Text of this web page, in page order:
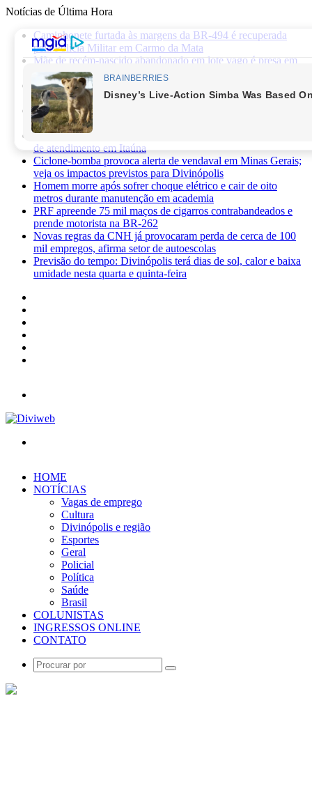
Notícias de Última Hora
Caminhonete furtada às margens da BR-494 é recuperada
pela Polícia Militar em Carmo da Mata
Mãe de recém-nascido abandonado em lote vago é presa em
Sabará
Três pessoas ficam feridas após ataque a facadas no bairro
Planalto, em Divinópolis
Previsão do tempo: fim de semana será de sol, calor e baixa
umidade em Divinópolis
Homem quebra vidro da recepção de hospital após reclamar
de atendimento em Itaúna
Ciclone-bomba provoca alerta de vendaval em Minas Gerais;
veja os impactos previstos para Divinópolis
Homem morre após sofrer choque elétrico e cair de oito
metros durante manutenção em academia
PRF apreende 75 mil maços de cigarros contrabandeados e
prende motorista na BR-262
Novas regras da CNH já provocaram perda de cerca de 100
mil empregos, afirma setor de autoescolas
Previsão do tempo: Divinópolis terá dias de sol, calor e baixa
umidade nesta quarta e quinta-feira
HOME
NOTÍCIAS
Vagas de emprego
Cultura
Divinópolis e região
Esportes
Geral
Policial
Política
Saúde
Brasil
COLUNISTAS
INGRESSOS ONLINE
CONTATO
Procurar